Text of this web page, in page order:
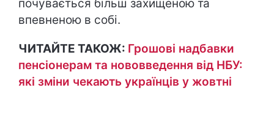
почувається більш захищеною та
впевненою в собі.
ЧИТАЙТЕ ТАКОЖ: Грошові надбавки
пенсіонерам та нововведення від НБУ:
які зміни чекають українців у жовтні